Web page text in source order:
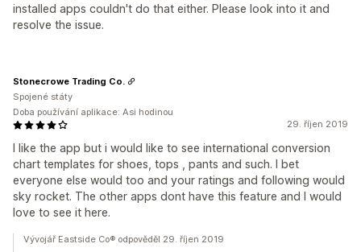
installed apps couldn't do that either. Please look into it and
resolve the issue.
29. říjen 2019
I like the app but i would like to see international conversion
chart templates for shoes, tops , pants and such. I bet
everyone else would too and your ratings and following would
sky rocket. The other apps dont have this feature and I would
love to see it here.
Stonecrowe Trading Co.
Spojené státy
Doba používání aplikace: Asi hodinou
Vývojář Eastside Co® odpověděl 29. říjen 2019